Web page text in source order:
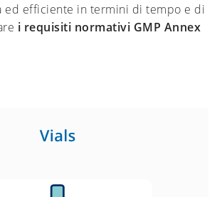
ed efficiente in termini di tempo e di
i requisiti normativi GMP Annex